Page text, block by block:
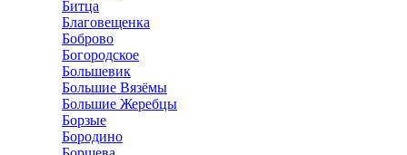
Битца
Благовещенка
Боброво
Богородское
Большевик
Большие Вязёмы
Большие Жеребцы
Борзые
Бородино